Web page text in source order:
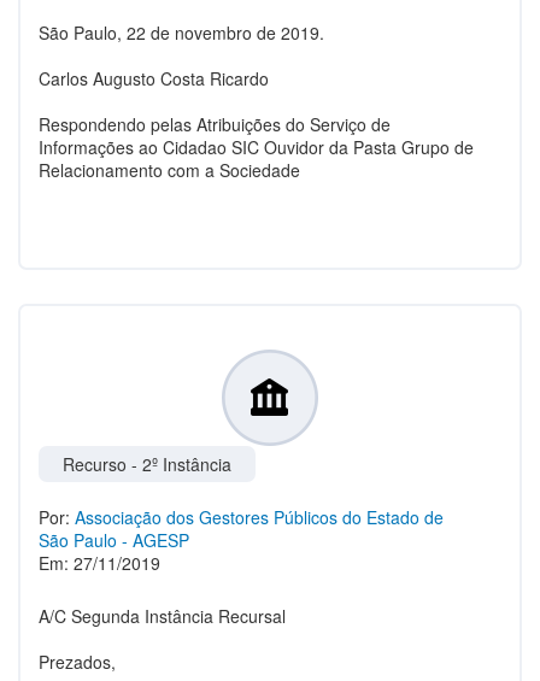
São Paulo, 22 de novembro de 2019.
Carlos Augusto Costa Ricardo
Respondendo pelas Atribuições do Serviço de
Informações ao Cidadao SIC Ouvidor da Pasta Grupo de
Relacionamento com a Sociedade
Recurso - 2º Instância
Por: Associação dos Gestores Públicos do Estado de
São Paulo - AGESP
Em: 27/11/2019
A/C Segunda Instância Recursal
Prezados,